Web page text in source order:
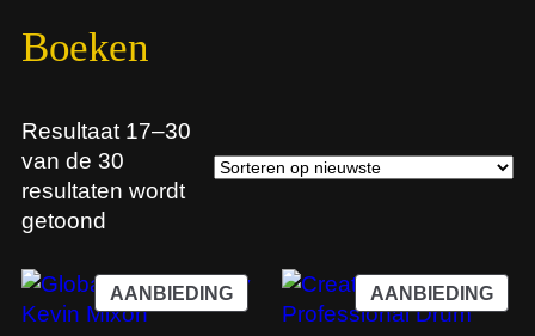
Boeken
Resultaat 17–30
van de 30
resultaten wordt
getoond
nieuwste
AANBIEDINGPRODUCT
IN
AANBIEDING
IN